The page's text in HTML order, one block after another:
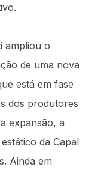
ampliou o
de uma nova
está em fase
dos produtores
expansão, a
da Capal
Ainda em